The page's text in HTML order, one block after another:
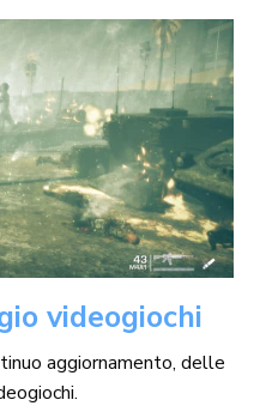
videogiochi
aggiornamento, delle